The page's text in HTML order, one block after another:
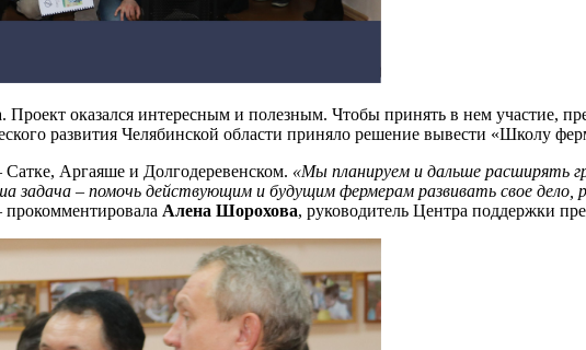
оказался интересным и полезным. Чтобы принять в нем участие,
развития Челябинской области приняло решение вывести «Школу
Аргаяше и Долгодеревенском. «Мы планируем и дальше расширять
задача – помочь действующим и будущим фермерам развивать свое
прокомментировала Алена Шорохова, руководитель Центра поддержки